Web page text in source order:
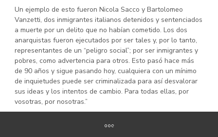
Un ejemplo de esto fueron Nicola Sacco y Bartolomeo
Vanzetti, dos inmigrantes italianos detenidos y sentenciados
a muerte por un delito que no habían cometido. Los dos
anarquistas fueron ejecutados por ser tales y, por lo tanto,
representantes de un “peligro social”; por ser inmigrantes y
pobres, como advertencia para otros. Esto pasó hace más
de 90 años y sigue pasando hoy, cualquiera con un mínimo
de inquietudes puede ser criminalizada para así desvalorar
sus ideas y los intentos de cambio. Para todas ellas, por
vosotras, por nosotras.”